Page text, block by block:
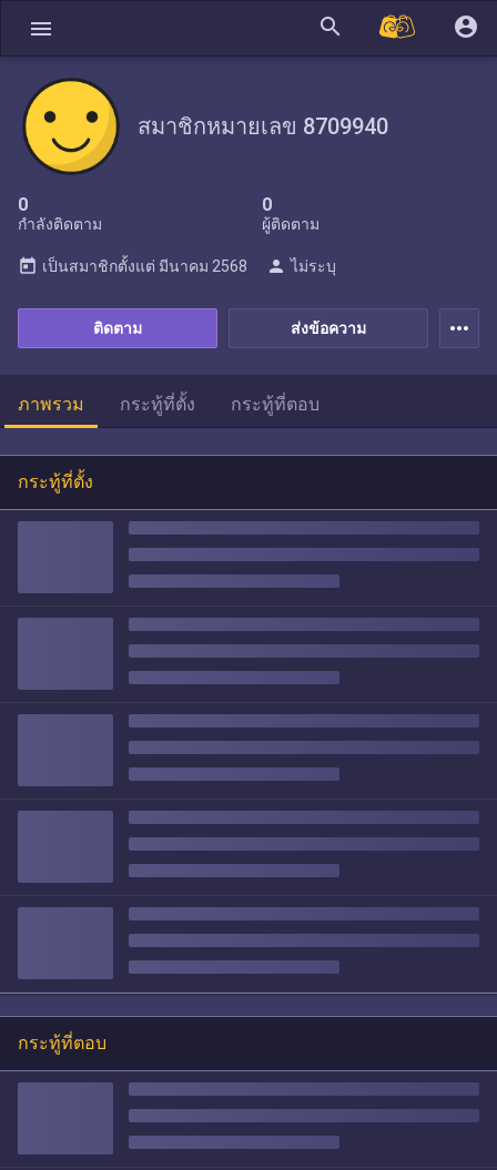
menu search account_circle
สมาชิกหมายเลข 8709940
0
กำลังติดตาม
0
ผู้ติดตาม
ส่งข้อความ
ติดตาม
today เป็นสมาชิกตั้งแต่ มีนาคม 2568 person ไม่ระบุ
more_horiz
ภาพรวม กระทู้ที่ตั้ง กระทู้ที่ตอบ
กระทู้ที่ตั้ง
กระทู้ที่ตอบ